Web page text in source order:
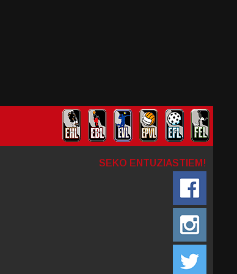
SEKO ENTUZIASTIEM!